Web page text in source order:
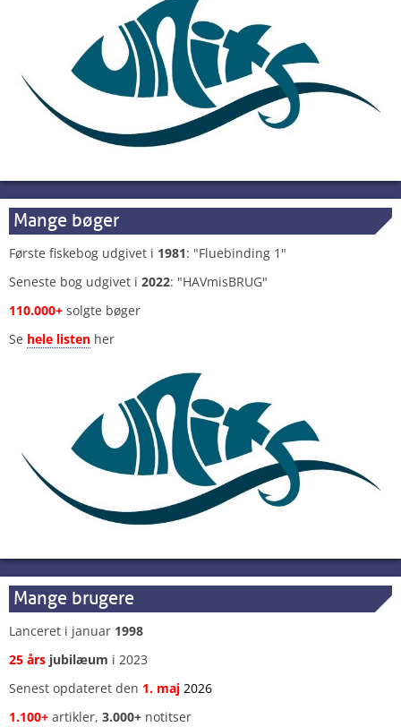
Mange bøger
Første fiskebog udgivet i 1981: "Fluebinding 1"
Seneste bog udgivet i 2022: "HAVmisBRUG"
110.000+ solgte bøger
Se hele listen her
Mange brugere
Lanceret i januar 1998
25 års jubilæum i 2023
Senest opdateret den 1. maj 2026
1.100+ artikler, 3.000+ notitser